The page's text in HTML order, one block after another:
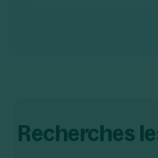
Recherches